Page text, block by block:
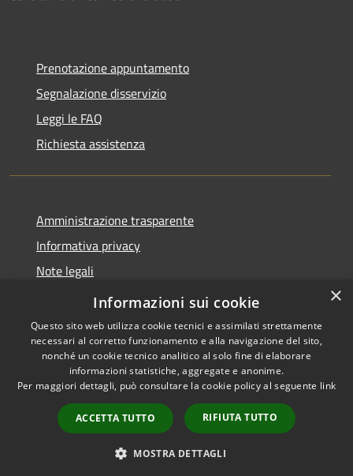
Prenotazione appuntamento
Segnalazione disservizio
Leggi le FAQ
Richiesta assistenza
Amministrazione trasparente
Informativa privacy
Note legali
Dichiarazione di Accessibilità
Accessibilità
Copyright © 2026 • Comune di
Costermano sul Garda •
Powered byMunicipium
Accesso redazione
×
Informazioni sui cookie
Questo sito web utilizza cookie tecnici e assimilati strettamente
necessari al corretto funzionamento e alla navigazione del sito,
nonché un cookie tecnico analitico al solo fine di elaborare
informazioni statistiche, aggregate e anonime.
Per maggiori dettagli, può consultare la cookie policy al seguente link
ACCETTA TUTTO RIFIUTA TUTTO
MOSTRA DETTAGLI